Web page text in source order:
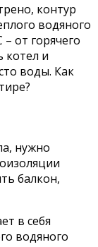
контур
водяного
от горячего
котел и
воды. Как
нужно
балкон,
в себя
водяного